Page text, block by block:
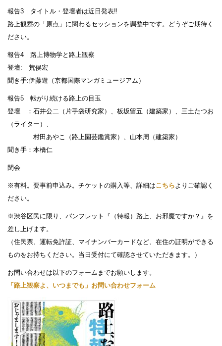
報告3｜タイトル・登壇者は近日発表‼️
路上観察の「原点」に関わるセッションを調整中です。どうぞご期待く
ださい。
報告4｜路上博物学と路上観察
登壇: 荒俣宏
聞き手:伊藤遊（京都国際マンガミュージアム）
報告5｜転がり続ける路上の目玉
登壇 ：石井公二（片手袋研究家）、板坂留五（建築家）、三土たつお
（ライター）、
村田あやこ（路上園芸鑑賞家）、山本周（建築家）
聞き手：本橋仁
閉会
※有料。要事前申込み。チケットの購入等、詳細はこちらよりご確認く
ださい。
※渋谷区民に限り、パンフレット『（特報）路上、お邪魔ですか？』を
差し上げます。
（住民票、運転免許証、マイナンバーカードなど、在住の証明ができる
ものをお持ちください。当日受付にて確認させていただきます。）
お問い合わせは以下のフォームまでお願いします。
「路上観察よ、いつまでも」お問い合わせフォーム